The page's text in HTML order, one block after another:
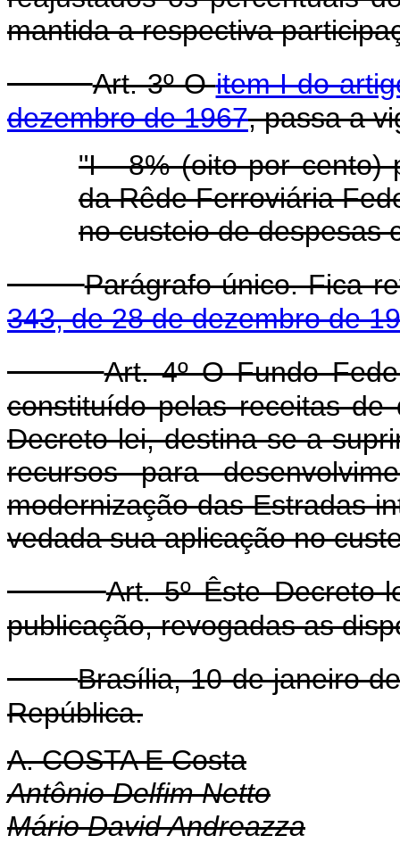
mantida a respectiva
Art. 3º Oitem I do
dezembro de 1967, passa a
"I - 8% (oito por cento)
da Rêde Ferroviária
no custeio de despesas
Parágrafo único. Fica
343, de 28 de dezembro de
Art. 4º O Fundo
constituído pelas receitas
Decreto-lei, destina-se a
recursos para
modernização das Estradas
vedada sua aplicação no
Art. 5º Êste
publicação, revogadas as
Brasília, 10 de janeiro
República.
A. COSTA E Costa
Antônio Delfim Netto
Mário David Andreazza